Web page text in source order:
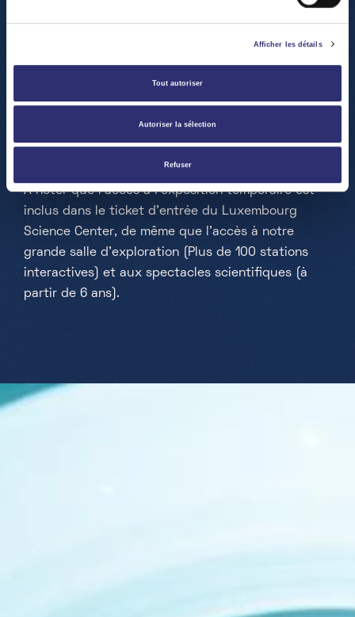
Afficher les détails
Tout autoriser
Autoriser la sélection
Refuser
Que vous soyez un expert ou simplement fasciné
par la photographie, venez visiter le LSC et son
exposition temporaire, accessible du 1er novembre
2025 au 22 mars 2026 – ouvert à tout public.
À noter que l'accès à l'exposition temporaire est
inclus dans le ticket d'entrée du Luxembourg
Science Center, de même que l'accès à notre
grande salle d'exploration (Plus de 100 stations
interactives) et aux spectacles scientifiques (à
partir de 6 ans).